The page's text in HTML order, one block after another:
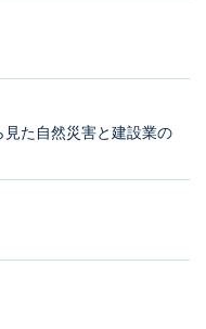
見た自然災害と建設業の